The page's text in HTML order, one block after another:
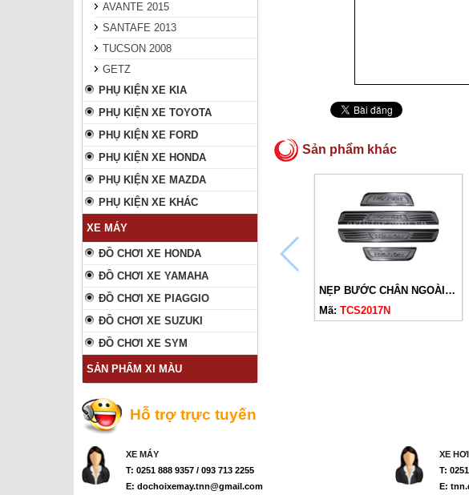
AVANTE 2015
SANTAFE 2013
TUCSON 2008
GETZ
PHỤ KIỆN XE KIA
PHỤ KIỆN XE TOYOTA
PHỤ KIỆN XE FORD
PHỤ KIỆN XE HONDA
PHỤ KIỆN XE MAZDA
PHỤ KIỆN XE KHÁC
XE MÁY
ĐỒ CHƠI XE HONDA
ĐỒ CHƠI XE YAMAHA
ĐỒ CHƠI XE PIAGGIO
ĐỒ CHƠI XE SUZUKI
ĐỒ CHƠI XE SYM
SẢN PHẨM XI MÀU
Sản phẩm khác
NẸP BƯỚC CHÂN NGOÀI TUCSON 2020 TITAN
Mã: TCS2017N
Hỗ trợ trực tuyến
XE MÁY
T: 0251 888 9357 / 093 713 2255
E: dochoixemay.tnn@gmail.com
XE HƠI
T:
E: